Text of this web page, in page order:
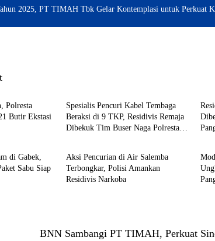
2025, PT TIMAH Tbk Gelar Kontemplasi untuk Perkuat
Polresta
Butir Ekstasi
Spesialis Pencuri Kabel Tembaga
Beraksi di 9 TKP, Residivis Remaja
Dibekuk Tim Buser Naga Polresta
di Gabek,
Sabu Siap
Aksi Pencurian di Air Salemba
Terbongkar, Polisi Amankan
Residivis Narkoba
BNN Sambangi PT TIMAH, Perkuat